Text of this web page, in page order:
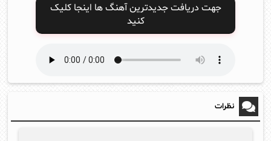
جهت دریافت جدیدترین آهنگ ها اینجا کلیک
کنید
نظرات